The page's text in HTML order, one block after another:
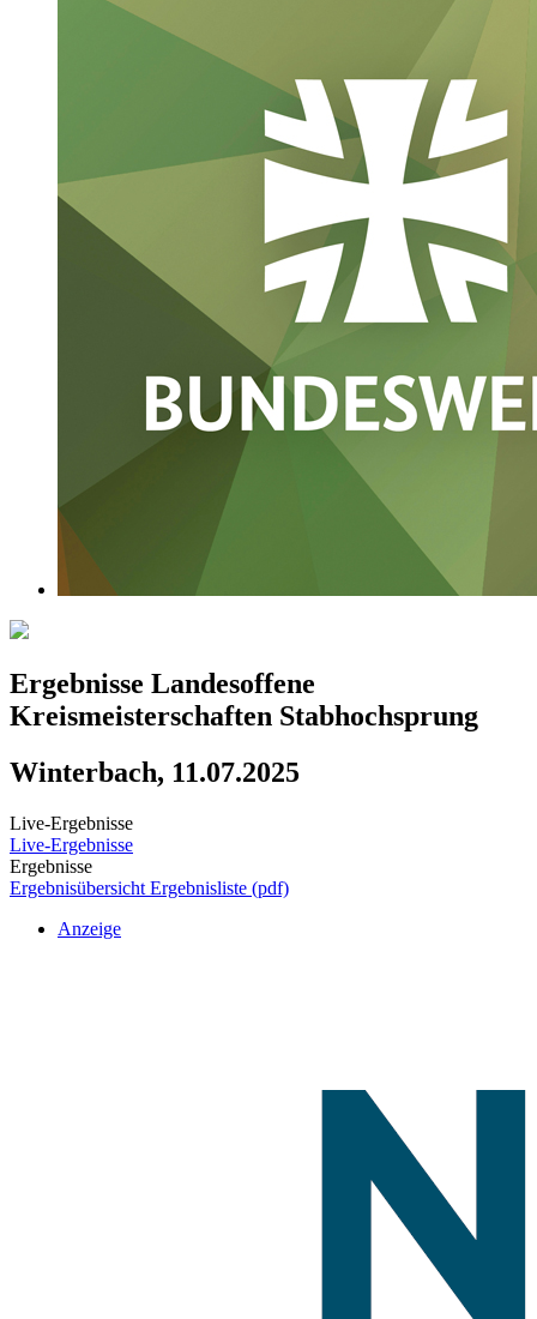
Ergebnisse Landesoffene
Kreismeisterschaften Stabhochsprung
Winterbach, 11.07.2025
Live-Ergebnisse
Live-Ergebnisse
Ergebnisse
Ergebnisübersicht Ergebnisliste (pdf)
Anzeige